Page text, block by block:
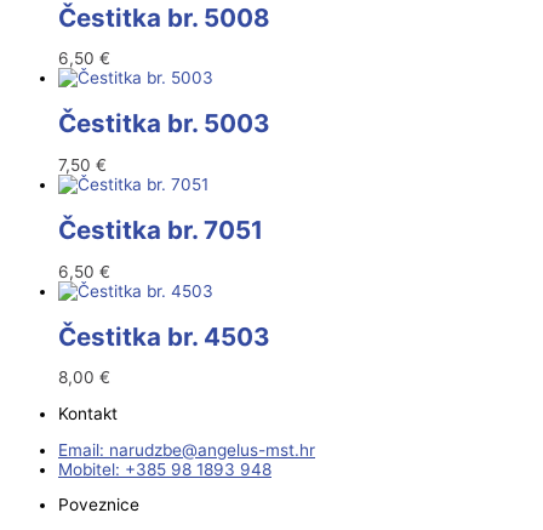
Čestitka br. 5008
6,50 €
Čestitka br. 5003
7,50 €
Čestitka br. 7051
6,50 €
Čestitka br. 4503
8,00 €
Kontakt
Email:
rh.tsm-sulegna
@ebzduran
Mobitel: +385 98 1893 948
Poveznice